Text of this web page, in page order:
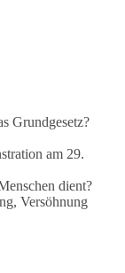
Grundgesetz?
am 29.
dient?
Versöhnung